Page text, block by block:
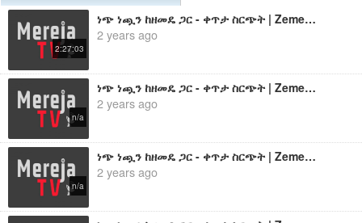
2:27:03
ነጭ ነጯን ከዘመዴ ጋር - ቀጥታ ስርጭት | Zemede - Nov 4, 2023
2 years ago
n/a
ነጭ ነጯን ከዘመዴ ጋር - ቀጥታ ስርጭት | Zemede - Sep 10, 2023
2 years ago
n/a
ነጭ ነጯን ከዘመዴ ጋር - ቀጥታ ስርጭት | Zemede - Oct 1, 2023
2 years ago